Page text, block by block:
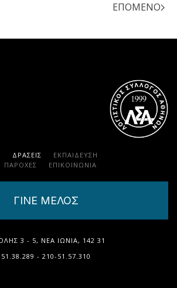
ΕΠΌΜΕΝΟ
ΔΡΑΣΕΙΣ
ΕΚΠΑΊΔΕΥΣΗ
ΠΑΡΟΧΈΣ ΕΠΙΚΟΙΝΩΝΊΑ
ΓΙΝΕ ΜΕΛΟΣ
3 - 5, ΝΈΑ ΙΩΝΊΑ, 142 31
- 210-51.57.310